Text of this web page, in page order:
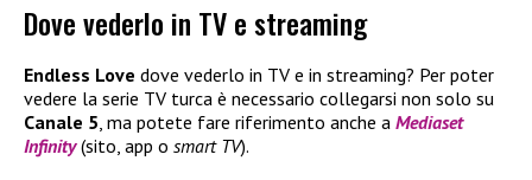
Dove vederlo in TV e streaming
Endless Love dove vederlo in TV e in streaming? Per poter
vedere la serie TV turca è necessario collegarsi non solo su
Canale 5, ma potete fare riferimento anche a Mediaset
Infinity(sito, app o smart TV).